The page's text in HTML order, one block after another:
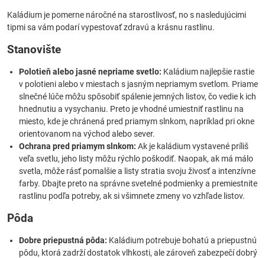
Kaládium je pomerne náročné na starostlivosť, no s nasledujúcimi
tipmi sa vám podarí vypestovať zdravú a krásnu rastlinu.
Stanovište
Polotieň alebo jasné nepriame svetlo: Kaládium najlepšie rastie
v polotieni alebo v miestach s jasným nepriamym svetlom. Priame
slnečné lúče môžu spôsobiť spálenie jemných listov, čo vedie k ich
hnednutiu a vysychaniu. Preto je vhodné umiestniť rastlinu na
miesto, kde je chránená pred priamym slnkom, napríklad pri okne
orientovanom na východ alebo sever.
Ochrana pred priamym slnkom: Ak je kaládium vystavené príliš
veľa svetlu, jeho listy môžu rýchlo poškodiť. Naopak, ak má málo
svetla, môže rásť pomalšie a listy stratia svoju živosť a intenzívne
farby. Dbajte preto na správne svetelné podmienky a premiestnite
rastlinu podľa potreby, ak si všimnete zmeny vo vzhľade listov.
Pôda
Dobre priepustná pôda: Kaládium potrebuje bohatú a priepustnú
pôdu, ktorá zadrží dostatok vlhkosti, ale zároveň zabezpečí dobrý